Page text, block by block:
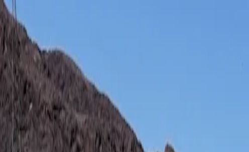
Na Szlaku
Górskie Projekty
City trips
Mapa